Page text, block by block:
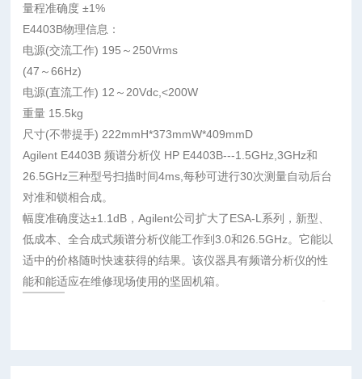
量程准确度 ±1%
E4403B物理信息：
电源(交流工作) 195～250Vrms
(47～66Hz)
电源(直流工作) 12～20Vdc,<200W
重量 15.5kg
尺寸(不带提手) 222mmH*373mmW*409mmD
Agilent E4403B 频谱分析仪 HP E4403B---1.5GHz,3GHz和
26.5GHz三种型号扫描时间4ms,每秒可进行30次测量自动后台
对准和锁相合成。
幅度准确度达±1.1dB，Agilent公司扩大了ESA-L系列，新型、
低成本、全合成式频谱分析仪能工作到3.0和26.5GHz。它能以
适中的价格随时快速获得的结果。该仪器具有频谱分析仪的性
能和能适应在维修现场使用的坚固机箱。